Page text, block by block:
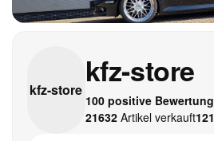
kfz-store
kfz-store
100 positive
21632Artikel verkauft